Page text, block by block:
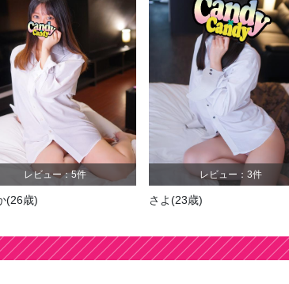
レビュー：21件
のん(27歳)
レビュー：59件
かな(26歳)